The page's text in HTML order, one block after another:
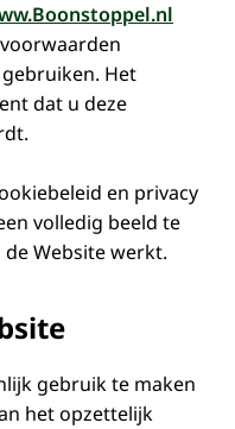
Het
dat u deze
en privacy
volledig beeld te
Website werkt.
gebruik te maken
het opzettelijk